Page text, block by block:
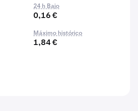
24 h Bajo
0,16 €
Máximo histórico
1,84 €